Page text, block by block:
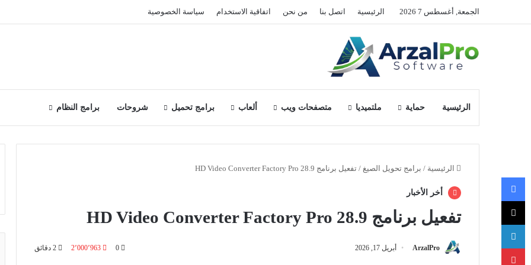
الجمعة, أغسطس 7 2026 الرئيسية اتصل بنا من نحن اتفاقية الاستخدام سياسة الخصوصية
الرئيسية حماية ملتميديا متصفحات ويب ألعاب برامج تحميل شروحات
برامج النظام
الرئيسية / برامج تحويل الصيغ / تفعيل برنامج HD Video Converter Factory Pro 28.9
أخر الأخبار
تفعيل برنامج HD Video Converter Factory Pro 28.9
ArzalPro أبريل 17, 2026 0 2٬000٬963
فيسبوك
‫X
لينكدإن
بينتيريست